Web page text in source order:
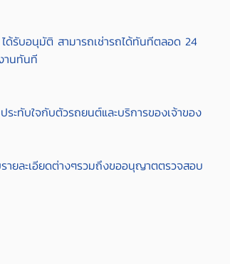
ด้รับอนุมัติ สามารถเช่ารถได้ทันทีตลอด 24
านทันที
ะทับใจกับตัวรถยนต์และบริการของเจ้าของ
ายละเอียดต่างๆรวมถึงขออนุญาตตรวจสอบ